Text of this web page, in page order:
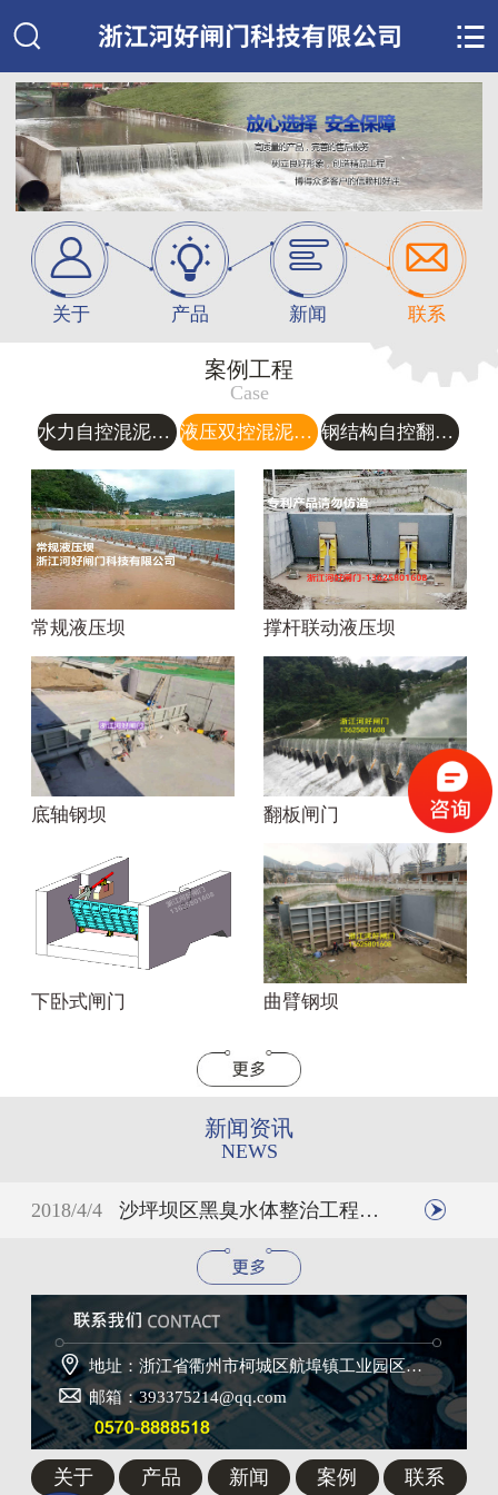
 

关于

产品

新闻

联系
案例工程
Case
水力自控混泥土翻板闸门 液压双控混泥土翻板闸门 钢结构自控翻板闸门
常规液压坝 撑杆联动液压坝
底轴钢坝 翻板闸门
下卧式闸门 曲臂钢坝
新闻资讯
NEWS
2018/4/4 沙坪坝区黑臭水体整治工程初见成效
 地址：浙江省衢州市柯城区航埠镇工业园区刘山一路4号
 邮箱：393375214@qq.com
关于 产品 新闻 案例 联系